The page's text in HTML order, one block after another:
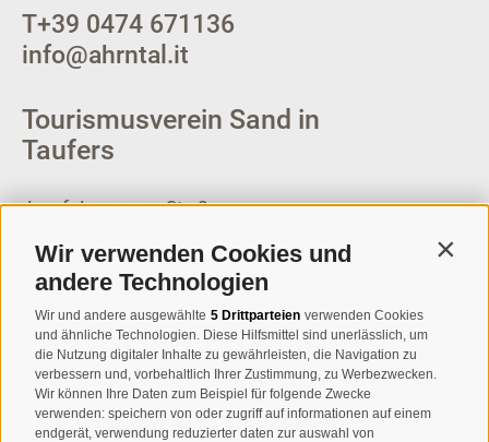
Wir verwenden Cookies und
andere Technologien
Wir und andere ausgewählte 5 Drittparteien verwenden Cookies
und ähnliche Technologien. Diese Hilfsmittel sind unerlässlich, um
die Nutzung digitaler Inhalte zu gewährleisten, die Navigation zu
verbessern und, vorbehaltlich Ihrer Zustimmung, zu Werbezwecken.
Wir können Ihre Daten zum Beispiel für folgende Zwecke
verwenden: speichern von oder zugriff auf informationen auf einem
endgerät, verwendung reduzierter daten zur auswahl von
T+39 0474 671136
info@ahrntal.it
Tourismusverein Sand in
Taufers
Josef-Jungmann-Str. 8
MWSt.-Nr: 00518320213
T+39 0474 678076
info@taufers.com